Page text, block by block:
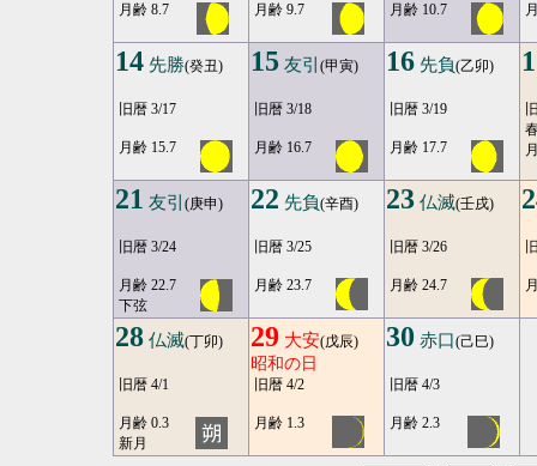
月齢 8.7 月齢 9.7 月齢 10.7
14 先勝(癸丑)
旧暦 3/17
月齢 15.7
15 友引 (甲寅)
旧暦 3/18
月齢 16.7
16 先負(乙卯)
旧暦 3/19
月齢 17.7
21 友引 (庚申)
旧暦 3/24
月齢 22.7
下弦
22 先負(辛酉)
旧暦 3/25
月齢 23.7
23 仏滅(壬戌)
旧暦 3/26
月齢 24.7
28 仏滅(丁卯)
旧暦 4/1
月齢 0.3
新月
29 大安(戊辰)
昭和の日
旧暦 4/2
月齢 1.3
30 赤口(己巳)
旧暦 4/3
月齢 2.3